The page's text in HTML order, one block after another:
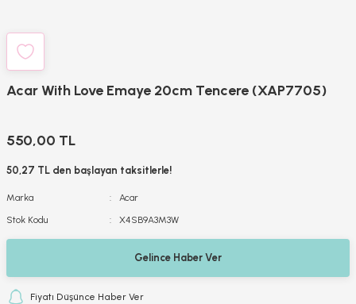
Acar With Love Emaye 20cm Tencere (XAP7705)
550,00 TL
50,27 TL den başlayan taksitlerle!
Marka
Acar
Stok Kodu
X4SB9A3M3W
Gelince Haber Ver
Fiyatı Düşünce Haber Ver